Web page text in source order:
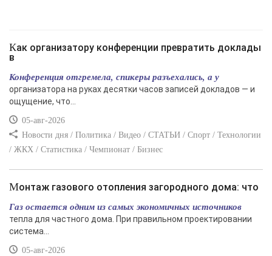
Как организатору конференции превратить доклады
в
Конференция отгремела, спикеры разъехались, а у
организатора на руках десятки часов записей докладов — и
ощущение, что...
05-авг-2026
Новости дня / Политика / Видео / СТАТЬИ / Спорт / Технологии
/ ЖКХ / Статистика / Чемпионат / Бизнес
Монтаж газового отопления загородного дома: что
Газ остается одним из самых экономичных источников
тепла для частного дома. При правильном проектировании
система...
05-авг-2026